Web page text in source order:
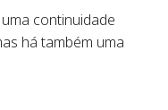
continuidade
há também uma